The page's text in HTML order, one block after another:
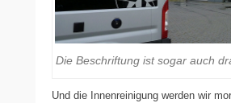
Die Beschriftung ist sogar auch
Und die Innenreinigung werden wir